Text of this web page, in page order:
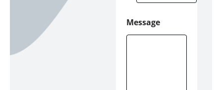
Message